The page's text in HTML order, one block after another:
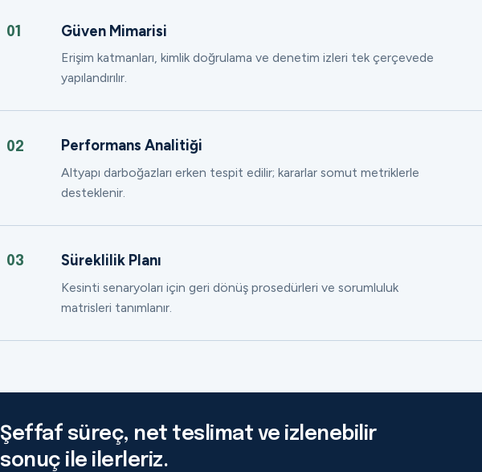
01 Güven Mimarisi
Erişim katmanları, kimlik doğrulama ve denetim izleri tek çerçevede
yapılandırılır.
02 Performans Analitiği
Altyapı darboğazları erken tespit edilir; kararlar somut metriklerle
desteklenir.
03 Süreklilik Planı
Kesinti senaryoları için geri dönüş prosedürleri ve sorumluluk
matrisleri tanımlanır.
Şeffaf süreç, net teslimat ve izlenebilir
sonuç ile ilerleriz.